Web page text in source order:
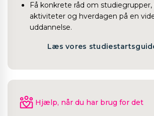
Få konkrete råd om studiegrupper,
aktiviteter og hverdagen på en
uddannelse.
Læs vores
Hjælp, når du har brug for det